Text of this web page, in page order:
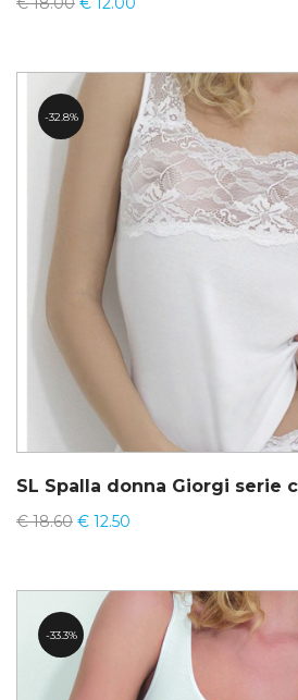
32.8%
SL Spalla donna Giorgi serie
€18.60 € 12.50
33.3%